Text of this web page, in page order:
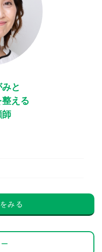
と
える
みる